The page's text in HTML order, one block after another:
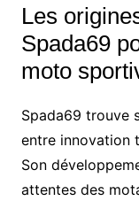
Les
Spada69
moto
Spada69 trouve
entre innovation
Son
attentes des